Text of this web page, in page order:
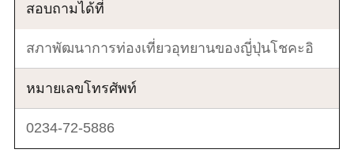
สอบถามได้ที่
สภาพัฒนาการท่องเที่ยวอุทยานของญี่ปุ่นโชคะอิ
หมายเลขโทรศัพท์
0234-72-5886